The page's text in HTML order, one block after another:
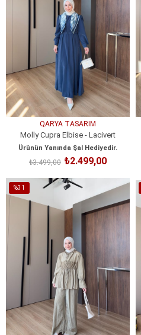
QARYA TASARIM
Molly Cupra Elbise - Lacivert
Ürünün Yanında Şal Hediyedir.
₺2.499,00
₺3.499,00
SEPETE EKLE
%31
İndirim